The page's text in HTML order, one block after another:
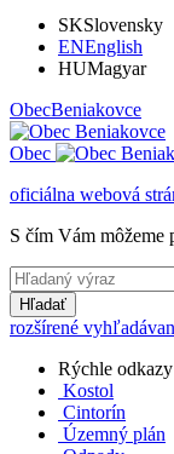
SKSlovensky
ENEnglish
HUMagyar
ObecBeniakovce
Obec
oficiálna webová
S čím Vám môžeme
Hľadať
rozšírené
Rýchle odkazy
Kostol
Cintorín
Územný plán